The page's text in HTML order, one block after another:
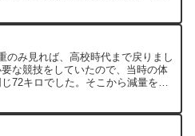
のみ見れば、高校時代まで戻りまし
な競技をしていたので、当時の体
72キロでした。そこから減量をし